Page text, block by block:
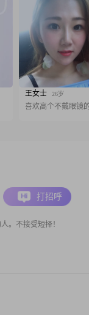
王女士 26岁
喜欢高个不戴眼镜
。不接受短择！
打招呼